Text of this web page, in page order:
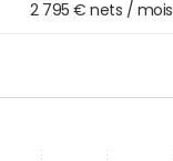
2 795 € nets / mois